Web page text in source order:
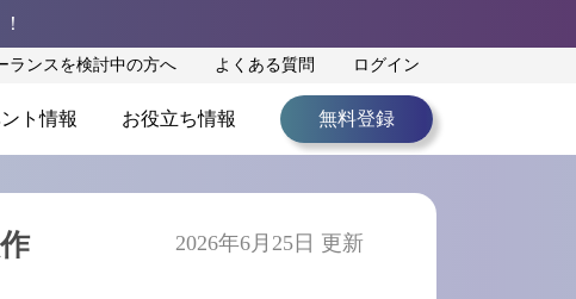
ランスを検討中の方へ よくある質問 ログイン
ト情報 お役立ち情報 無料登録
2026年6月25日 更新